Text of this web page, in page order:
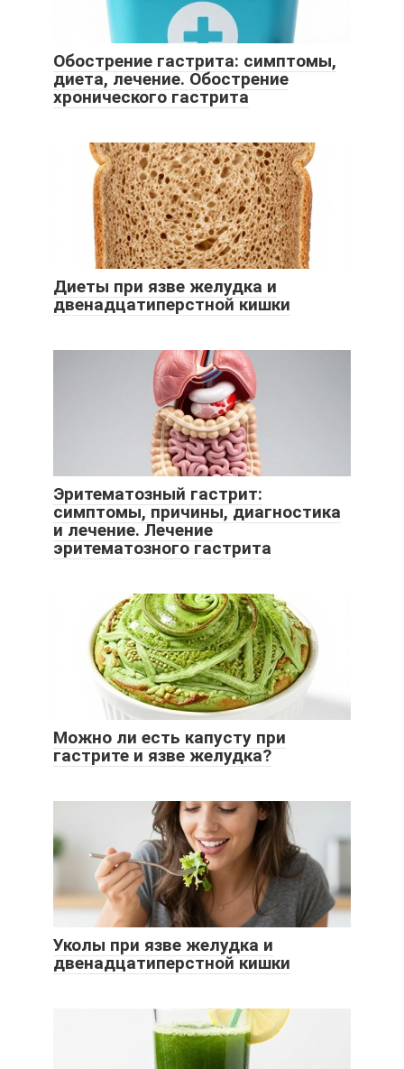
Обострение гастрита: симптомы,
диета, лечение. Обострение
хронического гастрита
Диеты при язве желудка и
двенадцатиперстной кишки
Эритематозный гастрит:
симптомы, причины, диагностика
и лечение. Лечение
эритематозного гастрита
Можно ли есть капусту при
гастрите и язве желудка?
Уколы при язве желудка и
двенадцатиперстной кишки